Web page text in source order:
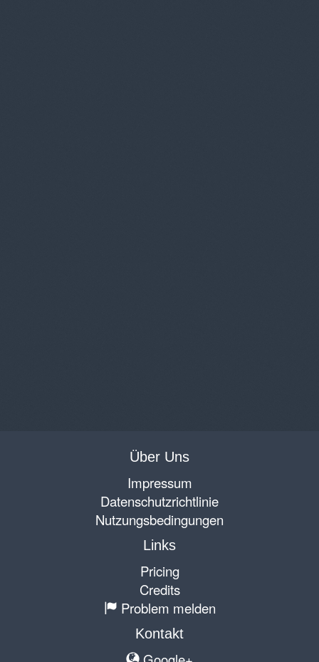
Über Uns
Impressum
Datenschutzrichtlinie
Nutzungsbedingungen
Links
Pricing
Credits
Problem melden
Kontakt